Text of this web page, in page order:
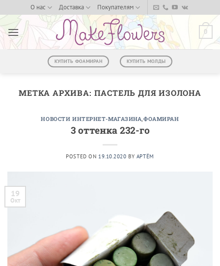
to
content
О нас Доставка Покупателям
0
КУПИТЬ ФОАМИРАН КУПИТЬ МОЛДЫ
МЕТКА АРХИВА: ПАСТЕЛЬ ДЛЯ ИЗОЛОНА
НОВОСТИ ИНТЕРНЕТ-МАГАЗИНА,ФОАМИРАН
3 оттенка 232-го
POSTED ON 19.10.2020 BY АРТЁМ
19
Окт